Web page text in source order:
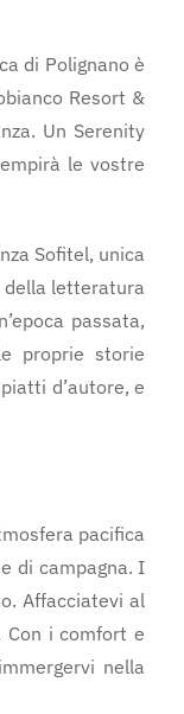
di Polignano è
Resort &
Un Serenity
le vostre
Sofitel, unica
della letteratura
passata,
proprie storie
d’autore, e
pacifica
di campagna. I
Affacciatevi al
i comfort e
nella